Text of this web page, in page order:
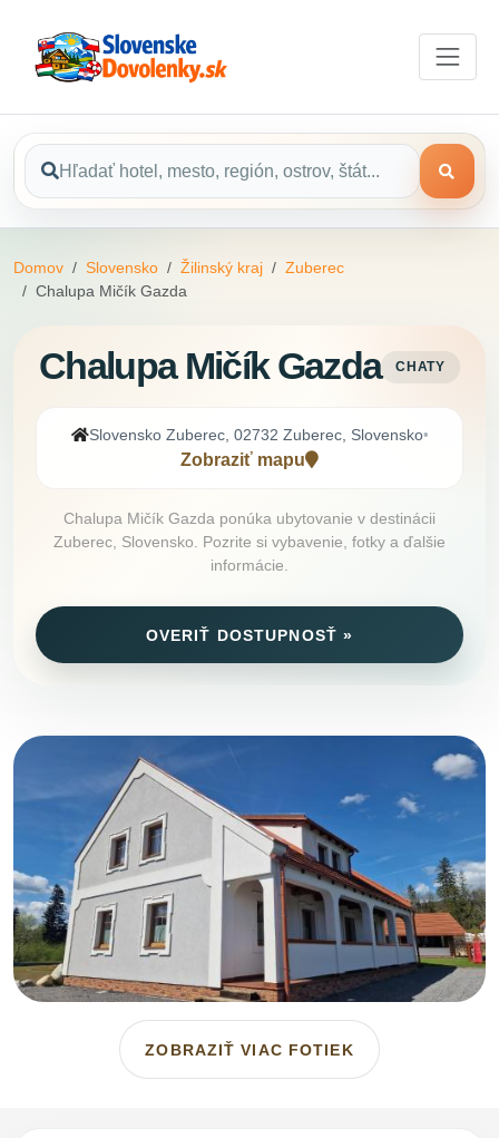
Domov Slovensko Žilinský kraj
Zuberec
Chalupa Mičík Gazda
Chalupa Mičík Gazda CHATY
Slovensko Zuberec, 02732 Zuberec, Slovensko•
Zobraziť mapu
Chalupa Mičík Gazda ponúka ubytovanie v destinácii
Zuberec, Slovensko. Pozrite si vybavenie, fotky a ďalšie
informácie.
OVERIŤ DOSTUPNOSŤ »
ZOBRAZIŤ VIAC FOTIEK